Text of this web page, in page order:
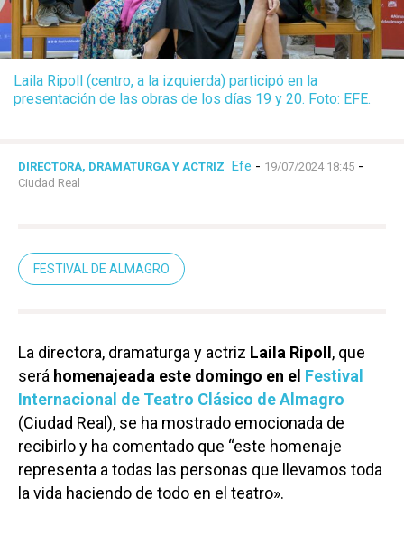
Laila Ripoll (centro, a la izquierda) participó en la
presentación de las obras de los días 19 y 20. Foto: EFE.
DIRECTORA, DRAMATURGA Y ACTRIZ Efe - 19/07/2024 18:45 -
Ciudad Real
FESTIVAL DE ALMAGRO
La directora, dramaturga y actriz Laila Ripoll, que
será homenajeada este domingo en el Festival
Internacional de Teatro Clásico de Almagro
(Ciudad Real), se ha mostrado emocionada de
recibirlo y ha comentado que “este homenaje
representa a todas las personas que llevamos toda
la vida haciendo de todo en el teatro».